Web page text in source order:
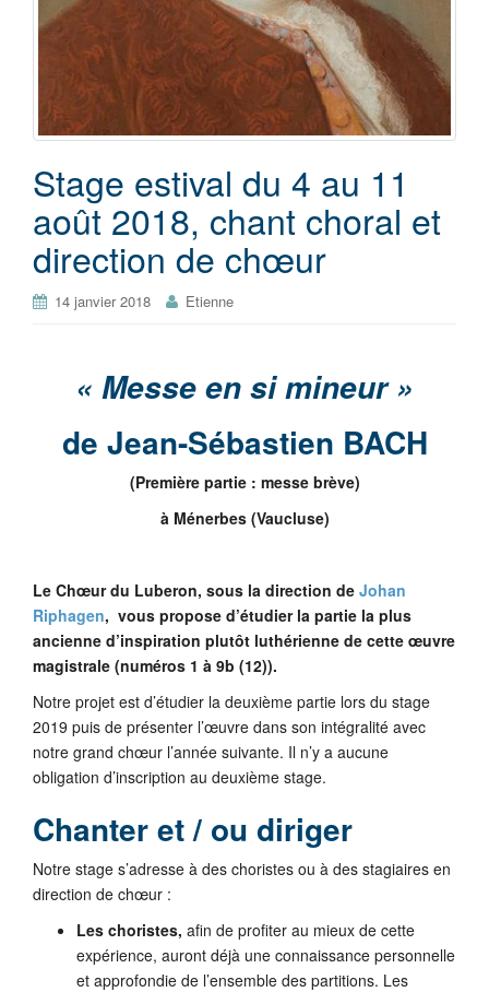
Stage estival du 4 au 11
août 2018, chant choral et
direction de chœur
14 janvier 2018 Etienne
« Messe en si mineur »
de Jean-Sébastien BACH
(Première partie : messe brève)
à Ménerbes (Vaucluse)
Le Chœur du Luberon, sous la direction de Johan
Riphagen, vous propose d’étudier la partie la plus
ancienne d’inspiration plutôt luthérienne de cette œuvre
magistrale (numéros 1 à 9b (12)).
Notre projet est d’étudier la deuxième partie lors du stage
2019 puis de présenter l’œuvre dans son intégralité avec
notre grand chœur l’année suivante. Il n’y a aucune
obligation d’inscription au deuxième stage.
Chanter et / ou diriger
Notre stage s’adresse à des choristes ou à des stagiaires en
direction de chœur :
Les choristes, afin de profiter au mieux de cette
expérience, auront déjà une connaissance personnelle
et approfondie de l’ensemble des partitions. Les